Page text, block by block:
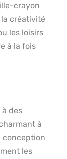
crayon
créativité
les loisirs
à la fois
à des
à
conception
les